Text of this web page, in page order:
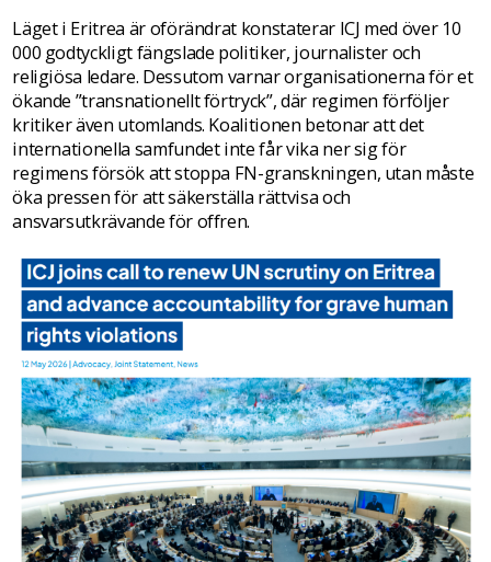
Läget i Eritrea är oförändrat konstaterar ICJ med över 10
000 godtyckligt fängslade politiker, journalister och
religiösa ledare. Dessutom varnar organisationerna för et
ökande ”transnationellt förtryck”, där regimen förföljer
kritiker även utomlands. Koalitionen betonar att det
internationella samfundet inte får vika ner sig för
regimens försök att stoppa FN-granskningen, utan måste
öka pressen för att säkerställa rättvisa och
ansvarsutkrävande för offren.